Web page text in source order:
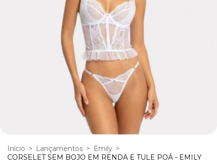
Início > Lançamentos > Emily >
CORSELET SEM BOJO EM RENDA E TULE POÁ - EMILY